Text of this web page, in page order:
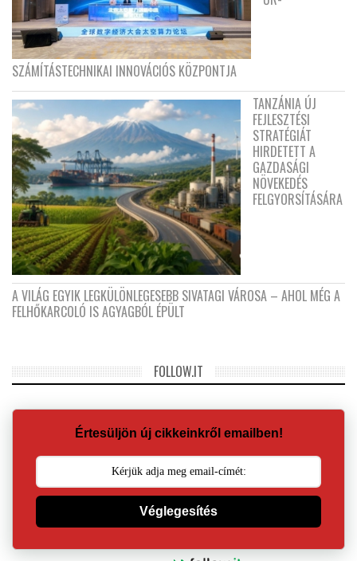
SZÁMÍTÁSTECHNIKAI INNOVÁCIÓS KÖZPONTJA
TANZÁNIA ÚJ
FEJLESZTÉSI
STRATÉGIÁT
HIRDETETT A
GAZDASÁGI
NÖVEKEDÉS
FELGYORSÍTÁSÁRA
A VILÁG EGYIK LEGKÜLÖNLEGESEBB SIVATAGI VÁROSA – AHOL MÉG A
FELHŐKARCOLÓ IS AGYAGBÓL ÉPÜLT
FOLLOW.IT
Értesüljön új cikkeinkről emailben!
Véglegesítés